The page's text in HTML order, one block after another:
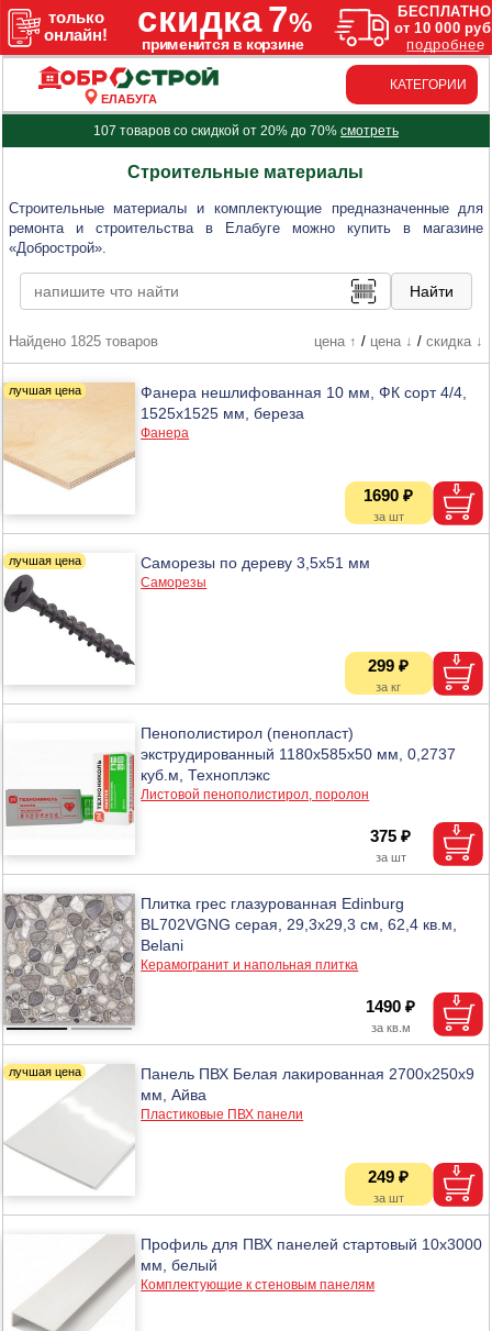
ЕЛАБУГА
КАТЕГОРИИ
107 товаров со скидкой от 20% до 70% смотреть
Строительные материалы
Строительные материалы и комплектующие предназначенные для
ремонта и строительства в Елабуге можно купить в магазине
«Добрострой».
Найдено 1825 товаров цена ↑ / цена ↓ / скидка ↓
Фанера нешлифованная 10 мм, ФК сорт 4/4,
1525х1525 мм, береза
Фанера
1690 ₽
Саморезы по дереву 3,5х51 мм
Саморезы
299 ₽
Пенополистирол (пенопласт)
экструдированный 1180х585х50 мм, 0,2737
куб.м, Техноплэкс
Листовой пенополистирол, поролон
375 ₽
Плитка грес глазурованная Edinburg
BL702VGNG серая, 29,3х29,3 см, 62,4 кв.м,
Belani
Керамогранит и напольная плитка
1490 ₽
Панель ПВХ Белая лакированная 2700х250х9
мм, Айва
Пластиковые ПВХ панели
249 ₽
Профиль для ПВХ панелей стартовый 10х3000
мм, белый
Комплектующие к стеновым панелям